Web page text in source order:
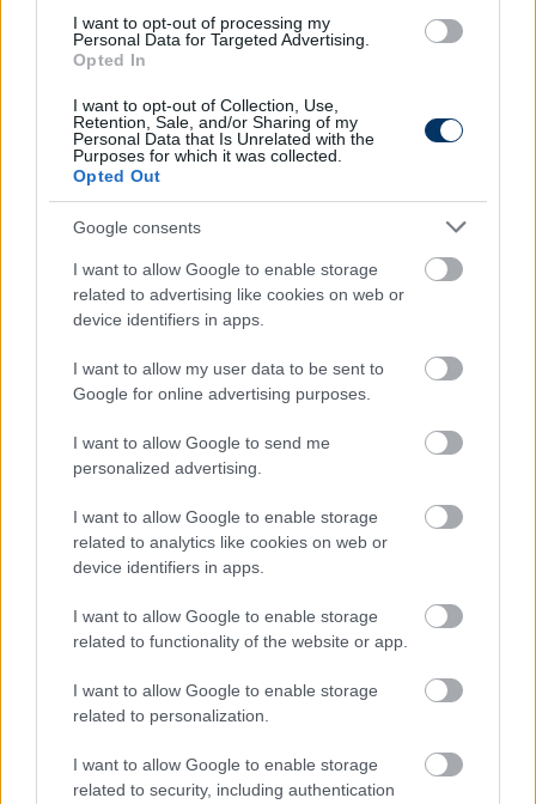
I want to opt-out of processing my
Personal Data for Targeted Advertising.
Opted In
I want to opt-out of Collection, Use,
Retention, Sale, and/or Sharing of my
Personal Data that Is Unrelated with the
Purposes for which it was collected.
Opted Out
Google consents
I want to allow Google to enable storage
related to advertising like cookies on web or
device identifiers in apps.
I want to allow my user data to be sent to
Google for online advertising purposes.
I want to allow Google to send me
personalized advertising.
I want to allow Google to enable storage
related to analytics like cookies on web or
device identifiers in apps.
I want to allow Google to enable storage
related to functionality of the website or app.
I want to allow Google to enable storage
related to personalization.
I want to allow Google to enable storage
related to security, including authentication
szórakoztató meccs alakulhat ki" –
Puskással is dolgozott együtt a Celtic
edzője
A skótok csapatkapitánya úgy látja, a lehető legjobb
tökéletessel tudják majd kivívni a jó eredményt.
között legyen a Google-találatokban
Tetszett a cikk? Megosztanád?